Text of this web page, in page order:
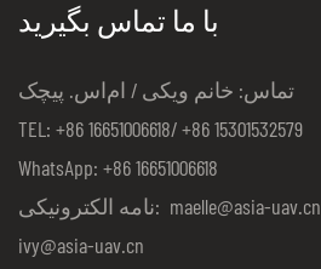
با ما تماس بگیرید
تماس: خانم ویکی / ام‌اس. پیچک
TEL: +86 16651006618/ +86 15301532579
WhatsApp: +86 16651006618
نامه الکترونیکی: maelle@asia-uav.cn
ivy@asia-uav.cn